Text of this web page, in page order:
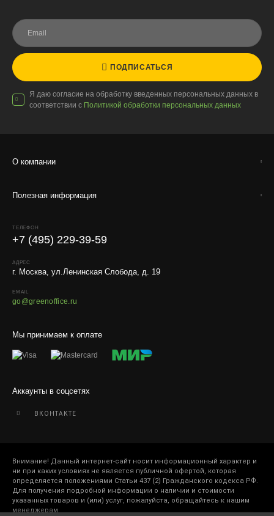
ПОДПИСАТЬСЯ
Я даю согласие на обработку введенных персональных данных в
соответствии с Политикой обработки персональных данных
О компании
Полезная информация
Мы принимаем к оплате
Аккаунты в соцсетях
ВКОНТАКТЕ
ТЕЛЕФОН
+7 (495) 229-39-59
АДРЕС
г. Москва, ул.Ленинская Слобода, д. 19
EMAIL
go@greenoffice.ru
Внимание! Данный интернет-сайт носит информационный характер и
ни при каких условиях не является публичной офертой, которая
определяется положениями Статьи 437 (2) Гражданского кодекса РФ.
Для получения подробной информации о наличии и стоимости
указанных товаров и (или) услуг, пожалуйста, обращайтесь к нашим
менеджерам